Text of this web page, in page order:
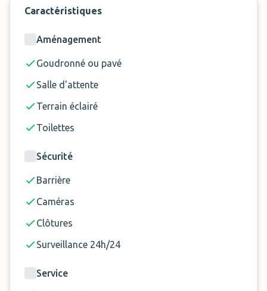
stationnement limitée !
Remarques :
Hauteur maximale du véhicule: 2m
Transfert à l'aéroport en train
ne sont pas inclus dans le prix de la réservation.
Caractéristiques
Aménagement
Goudronné ou pavé
Salle d'attente
Terrain éclairé
Toilettes
Sécurité
Barrière
Caméras
Clôtures
Surveillance 24h/24
Service